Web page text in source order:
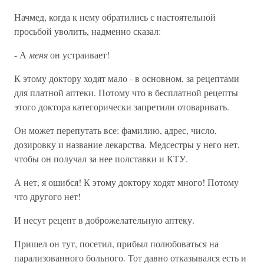
Начмед, когда к нему обратились с настоятельной
просьбой уволить, надменно сказал:
- А меняон устраивает!
К этому доктору ходят мало - в основном, за рецептами
для платной аптеки. Потому что в бесплатной рецепты
этого доктора категорически запретили отоваривать.
Он может перепутать все: фамилию, адрес, число,
дозировку и название лекарства. Медсестры у него нет,
чтобы он получал за нее полставки и КТУ.
А нет, я ошибся! К этому доктору ходят много! Потому
что другого нет!
И несут рецепт в доброжелательную аптеку.
Пришел он тут, посетил, прибыл полюбоваться на
парализованного больного. Тот давно отказывался есть и